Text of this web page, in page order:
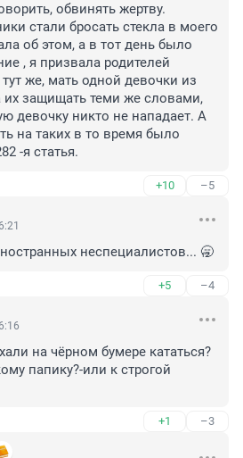
обвинять жертву.
стали бросать стекла в моего
об этом, а в тот день было
, я призвала родителей
же, мать одной девочки из
их защищать теми же словами,
девочку никто не нападает. А
на таких в то время было
-я статья.
+10 –5
неспециалистов... 🥱
+5 –4
на чёрном бумере кататься?
папику?-или к строгой
+1 –3